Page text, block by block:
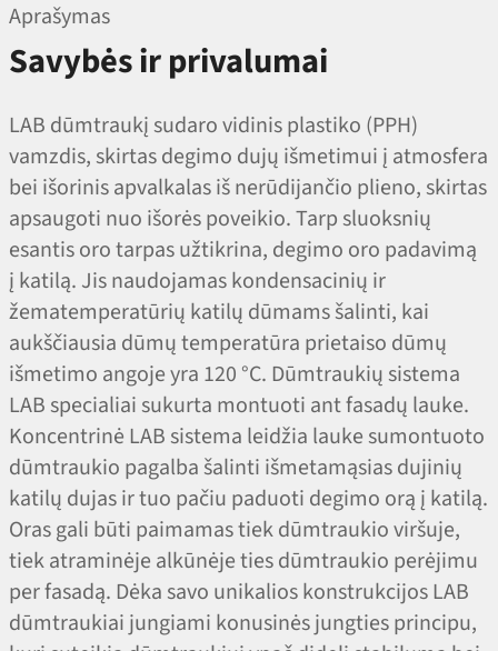
Aprašymas
Savybės ir privalumai
LAB dūmtraukį sudaro vidinis plastiko (PPH)
vamzdis, skirtas degimo dujų išmetimui į atmosfera
bei išorinis apvalkalas iš nerūdijančio plieno, skirtas
apsaugoti nuo išorės poveikio. Tarp sluoksnių
esantis oro tarpas užtikrina, degimo oro padavimą
į katilą. Jis naudojamas kondensacinių ir
žematemperatūrių katilų dūmams šalinti, kai
aukščiausia dūmų temperatūra prietaiso dūmų
išmetimo angoje yra 120 °C. Dūmtraukių sistema
LAB specialiai sukurta montuoti ant fasadų lauke.
Koncentrinė LAB sistema leidžia lauke sumontuoto
dūmtraukio pagalba šalinti išmetamąsias dujinių
katilų dujas ir tuo pačiu paduoti degimo orą į katilą.
Oras gali būti paimamas tiek dūmtraukio viršuje,
tiek atraminėje alkūnėje ties dūmtraukio perėjimu
per fasadą. Dėka savo unikalios konstrukcijos LAB
dūmtraukiai jungiami konusinės jungties principu,